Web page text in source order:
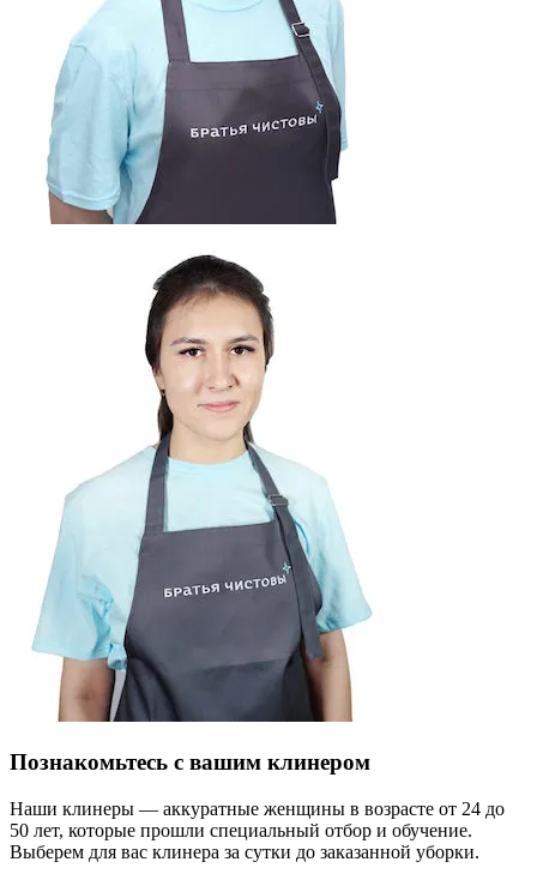
Познакомьтесь с вашим клинером
Наши клинеры — аккуратные женщины в возрасте от 24 до
50 лет, которые прошли специальный отбор и обучение.
Выберем для вас клинера за сутки до заказанной уборки.